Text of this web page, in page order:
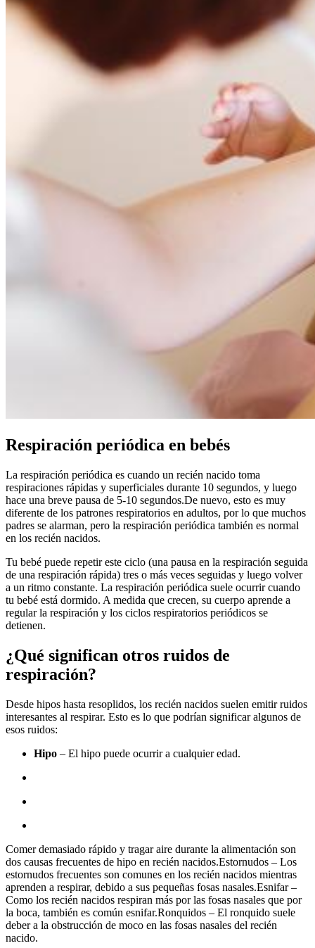
Respiración periódica en bebés
La respiración periódica es cuando un recién nacido toma
respiraciones rápidas y superficiales durante 10 segundos, y luego
hace una breve pausa de 5-10 segundos.De nuevo, esto es muy
diferente de los patrones respiratorios en adultos, por lo que muchos
padres se alarman, pero la respiración periódica también es normal
en los recién nacidos.
Tu bebé puede repetir este ciclo (una pausa en la respiración seguida
de una respiración rápida) tres o más veces seguidas y luego volver
a un ritmo constante. La respiración periódica suele ocurrir cuando
tu bebé está dormido. A medida que crecen, su cuerpo aprende a
regular la respiración y los ciclos respiratorios periódicos se
detienen.
¿Qué significan otros ruidos de
respiración?
Desde hipos hasta resoplidos, los recién nacidos suelen emitir ruidos
interesantes al respirar. Esto es lo que podrían significar algunos de
esos ruidos:
Hipo – El hipo puede ocurrir a cualquier edad.
Comer demasiado rápido y tragar aire durante la alimentación son
dos causas frecuentes de hipo en recién nacidos.Estornudos – Los
estornudos frecuentes son comunes en los recién nacidos mientras
aprenden a respirar, debido a sus pequeñas fosas nasales.Esnifar –
Como los recién nacidos respiran más por las fosas nasales que por
la boca, también es común esnifar.Ronquidos – El ronquido suele
deber a la obstrucción de moco en las fosas nasales del recién
nacido.